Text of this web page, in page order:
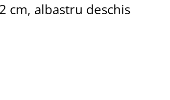
cm, albastru deschis